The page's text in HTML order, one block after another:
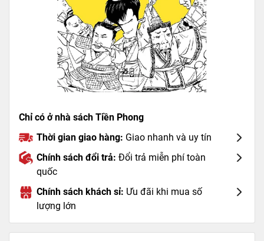
Chỉ có ở nhà sách Tiền Phong
Thời gian giao hàng: Giao nhanh và uy tín
Chính sách đổi trả: Đổi trả miễn phí toàn
quốc
Chính sách khách sỉ: Ưu đãi khi mua số
lượng lớn